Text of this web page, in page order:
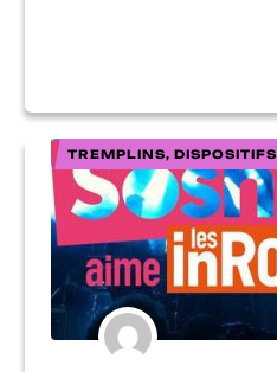
TREMPLINS, DISPOSITIFS